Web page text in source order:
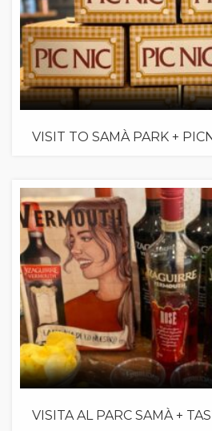
VISIT TO SAMÀ PARK +
VISITA AL PARC SAMÀ +